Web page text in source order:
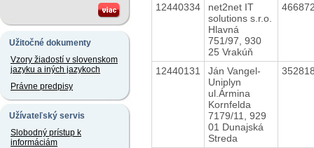
Užitočné dokumenty
Vzory žiadostí v slovenskom
jazyku a iných jazykoch
Právne predpisy
Užívateľský servis
Slobodný prístup k
informáciám
12440334
net2net IT
solutions s.r.o.
Hlavná
751/97, 930
25 Vrakúň
12440131
Ján Vangel-
Uniplyn
ul.Ármina
Kornfelda
7179/11, 929
01 Dunajská
Streda